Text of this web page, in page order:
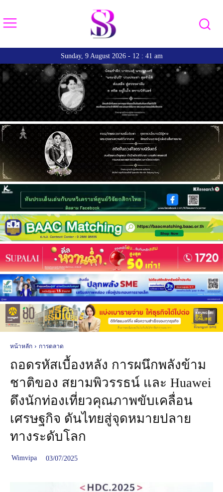
Sunday, 9 August 2026 - 12 : 41 am
หน้าหลัก การตลาด
ถอดรหัสเบื้องหลัง การผนึกพลังข้าม
ชาติของ สยามพิวรรธน์ และ Huawei
ดึงนักท่องเที่ยวคุณภาพขับเคลื่อน
เศรษฐกิจ ดันไทยสู่จุดหมายปลาย
ทางระดับโลก
Wimvipa 03/07/2025